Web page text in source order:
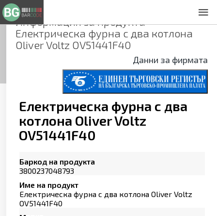
Информация за продукта
Електрическа фурна с два котлона
Oliver Voltz OV51441F40
Данни за фирмата
Електрическа фурна с два
котлона Oliver Voltz
OV51441F40
Баркод на продукта
3800237048793
Име на продукт
Електрическа фурна с два котлона Oliver Voltz
OV51441F40
Общи условия
Декларация за проверителност
Заснемане на продукти
Контакти